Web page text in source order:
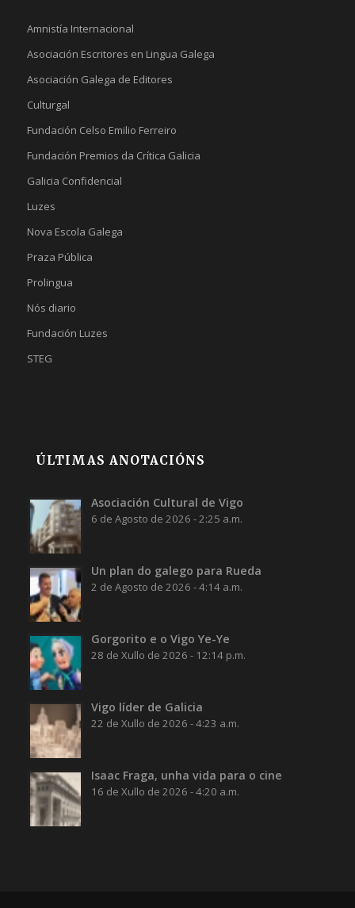
Amnistía Internacional
Asociación Escritores en Lingua Galega
Asociación Galega de Editores
Culturgal
Fundación Celso Emilio Ferreiro
Fundación Premios da Crítica Galicia
Galicia Confidencial
Luzes
Nova Escola Galega
Praza Pública
Prolingua
Nós diario
Fundación Luzes
STEG
ÚLTIMAS ANOTACIÓNS
Asociación Cultural de Vigo
6 de Agosto de 2026 - 2:25 a.m.
Un plan do galego para Rueda
2 de Agosto de 2026 - 4:14 a.m.
Gorgorito e o Vigo Ye-Ye
28 de Xullo de 2026 - 12:14 p.m.
Vigo líder de Galicia
22 de Xullo de 2026 - 4:23 a.m.
Isaac Fraga, unha vida para o cine
16 de Xullo de 2026 - 4:20 a.m.